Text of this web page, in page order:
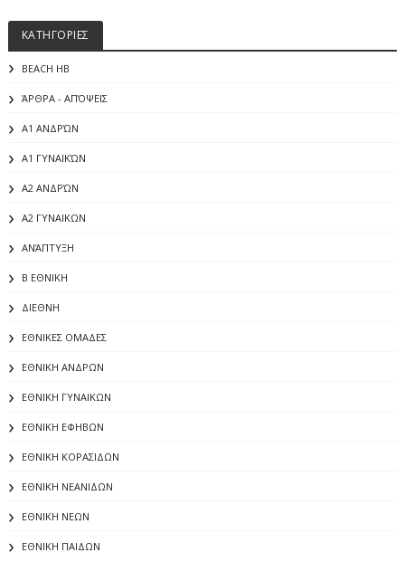
ΚΑΤΗΓΟΡΙΕΣ
BEACH HB
ΆΡΘΡΑ - ΑΠΌΨΕΙΣ
Α1 ΑΝΔΡΏΝ
Α1 ΓΥΝΑΙΚΏΝ
Α2 ΑΝΔΡΏΝ
Α2 ΓΥΝΑΙΚΩΝ
ΑΝΆΠΤΥΞΗ
Β ΕΘΝΙΚΗ
ΔΙΕΘΝΗ
ΕΘΝΙΚΕΣ ΟΜΑΔΕΣ
ΕΘΝΙΚΗ ΑΝΔΡΩΝ
ΕΘΝΙΚΗ ΓΥΝΑΙΚΩΝ
ΕΘΝΙΚΗ ΕΦΗΒΩΝ
ΕΘΝΙΚΗ ΚΟΡΑΣΙΔΩΝ
ΕΘΝΙΚΗ ΝΕΑΝΙΔΩΝ
ΕΘΝΙΚΗ ΝΕΩΝ
ΕΘΝΙΚΗ ΠΑΙΔΩΝ